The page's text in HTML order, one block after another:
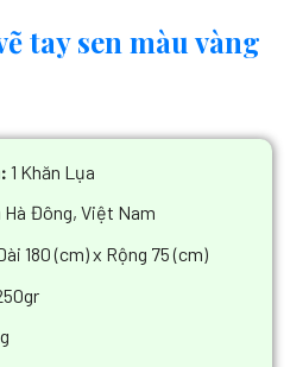
tay sen màu vàng
1 Khăn Lụa
Hà Đông, Việt Nam
180 (cm) x Rộng 75 (cm)